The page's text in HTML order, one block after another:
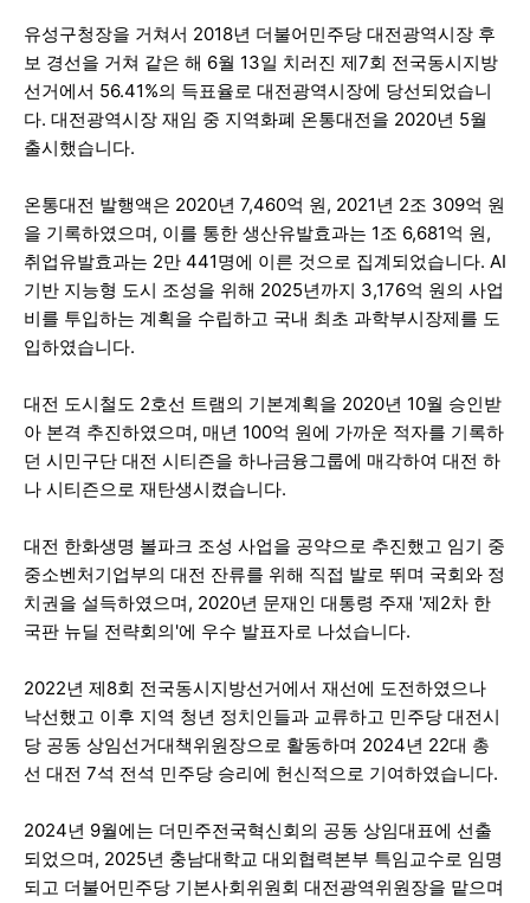
유성구청장을 거쳐서 2018년 더불어민주당 대전광역시장 후
보 경선을 거쳐 같은 해 6월 13일 치러진 제7회 전국동시지방
선거에서 56.41%의 득표율로 대전광역시장에 당선되었습니
다. 대전광역시장 재임 중 지역화폐 온통대전을 2020년 5월
출시했습니다.
온통대전 발행액은 2020년 7,460억 원, 2021년 2조 309억 원
을 기록하였으며, 이를 통한 생산유발효과는 1조 6,681억 원,
취업유발효과는 2만 441명에 이른 것으로 집계되었습니다. AI
기반 지능형 도시 조성을 위해 2025년까지 3,176억 원의 사업
비를 투입하는 계획을 수립하고 국내 최초 과학부시장제를 도
입하였습니다.
대전 도시철도 2호선 트램의 기본계획을 2020년 10월 승인받
아 본격 추진하였으며, 매년 100억 원에 가까운 적자를 기록하
던 시민구단 대전 시티즌을 하나금융그룹에 매각하여 대전 하
나 시티즌으로 재탄생시켰습니다.
대전 한화생명 볼파크 조성 사업을 공약으로 추진했고 임기 중
중소벤처기업부의 대전 잔류를 위해 직접 발로 뛰며 국회와 정
치권을 설득하였으며, 2020년 문재인 대통령 주재 '제2차 한
국판 뉴딜 전략회의'에 우수 발표자로 나섰습니다.
2022년 제8회 전국동시지방선거에서 재선에 도전하였으나
낙선했고 이후 지역 청년 정치인들과 교류하고 민주당 대전시
당 공동 상임선거대책위원장으로 활동하며 2024년 22대 총
선 대전 7석 전석 민주당 승리에 헌신적으로 기여하였습니다.
2024년 9월에는 더민주전국혁신회의 공동 상임대표에 선출
되었으며, 2025년 충남대학교 대외협력본부 특임교수로 임명
되고 더불어민주당 기본사회위원회 대전광역위원장을 맡으며